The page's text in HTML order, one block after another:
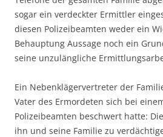
sogar ein verdeckter Ermittler
diesen Polizeibeamten weder ein
Behauptung Aussage noch ein
seine unzulängliche
Ein Nebenklägervertreter der
Vater des Ermordeten sich bei
Polizeibeamten beschwert hatte:
ihn und seine Familie zu